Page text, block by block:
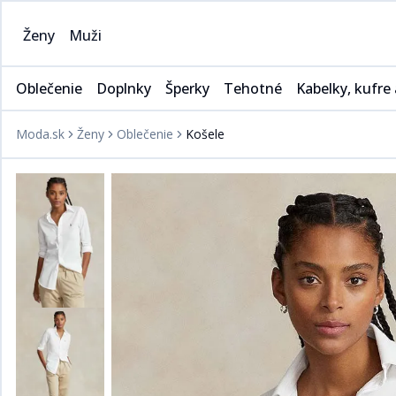
Ženy Muži
Oblečenie
Nohavice
Mikiny
Svetre
Spodné prádlo
Nočné prádlo
Sukne
Košele
Doplnky
Dáždniky
Šperky
Náhrdelníky
Tehotné
Nohavice
Svetre
Tričká
Mikiny
Kabelky, kufre
Peňaženky
Plátené tašky
Cestovné
Ľadvinky
Kozmetické
Batohy,
Moda.sk Ženy Oblečenie Košele